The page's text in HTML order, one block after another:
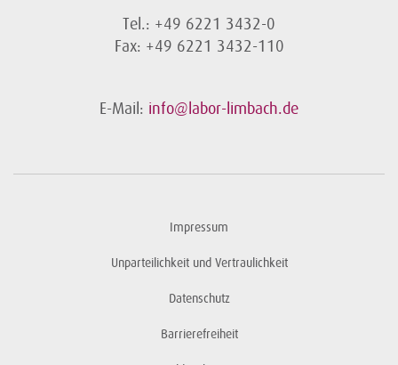
Tel.: +49 6221 3432-0
Fax: +49 6221 3432-110
E-Mail: info@labor-limbach.de
Impressum
Unparteilichkeit und Vertraulichkeit
Datenschutz
Barrierefreiheit